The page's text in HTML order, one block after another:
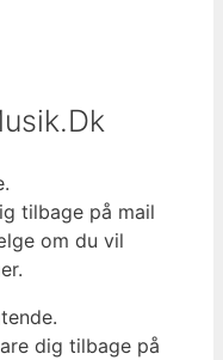
tilbage på mail
om du vil
dig tilbage på